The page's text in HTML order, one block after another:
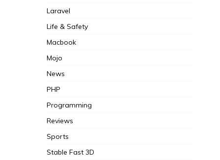
Laravel
Life & Safety
Macbook
Mojo
News
PHP
Programming
Reviews
Sports
Stable Fast 3D